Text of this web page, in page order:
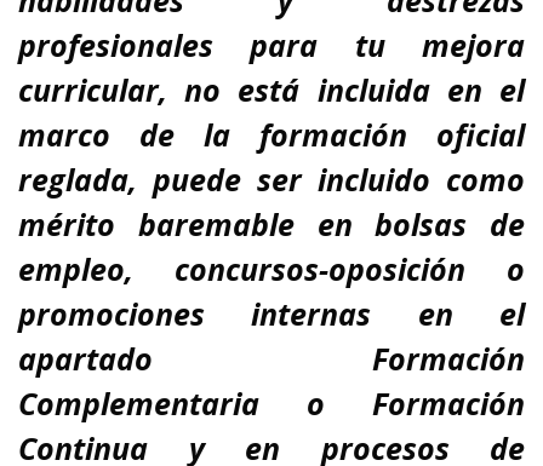
profesionales para tumejora
curricular,no está incluida en el
marco de la formación oficial
reglada, puede ser incluido como
mérito baremable en bolsas de
empleo, concursos-oposición o
promociones internas en el
apartado Formación
Complementaria o Formación
Continua y en procesos de